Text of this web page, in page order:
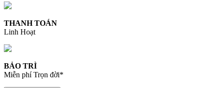
THANH TOÁN
Linh Hoạt
BẢO TRÌ
Miễn phí Trọn đời*